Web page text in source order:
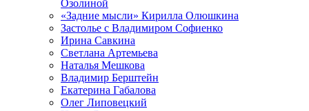
Озолиной
«Задние мысли» Кирилла Олюшкина
Застолье с Владимиром Софиенко
Ирина Савкина
Светлана Артемьева
Наталья Мешкова
Владимир Берштейн
Екатерина Габалова
Олег Липовецкий